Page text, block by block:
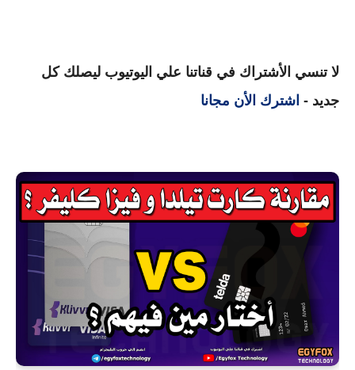
لا تنسي الأشتراك في قناتنا علي اليوتيوب ليصلك كل
جديد - اشترك الأن مجانا